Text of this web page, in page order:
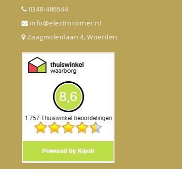
0348-486544
info@electrocorner.nl
Zaagmolenlaan 4, Woerden